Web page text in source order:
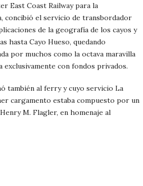
East Coast Railway para la
concibió el servicio de transbordador
de la geografía de los cayos y
hasta Cayo Hueso, quedando
por muchos como la octava maravilla
con fondos privados.
también al ferry y cuyo servicio La
cargamento estaba compuesto por un
M. Flagler, en homenaje al